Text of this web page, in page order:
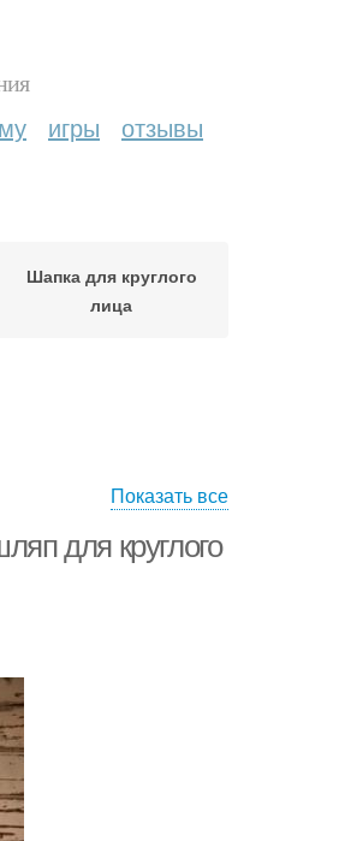
игры отзывы
Шапка для круглого
лица
Показать все
для круглого